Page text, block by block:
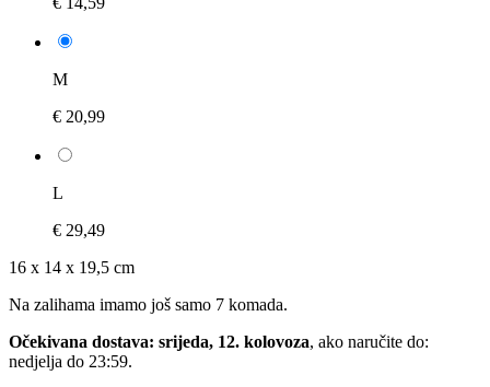
M
€ 20,99
L
€ 29,49
16 x 14 x 19,5 cm
Na zalihama imamo još samo 7 komada.
Očekivana dostava: srijeda, 12. kolovoza, ako naručite do:
nedjelja do 23:59.